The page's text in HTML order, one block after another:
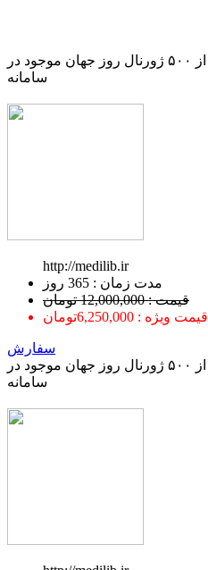
دسترسی یکساله به بیش از ۵۰۰ ژورنال روز جهان موجود در
سامانه
http://medilib.ir
ﻣﺪﺕ ﺯﻣﺎﻥ : 365 ﺭﻭﺯ
قیمت : 12,000,000 تومان
قیمت ویژه : 6,250,000تومان
سفارش
دسترسی ۳ ماهه به بیش از ۵۰۰ ژورنال روز جهان موجود در
سامانه